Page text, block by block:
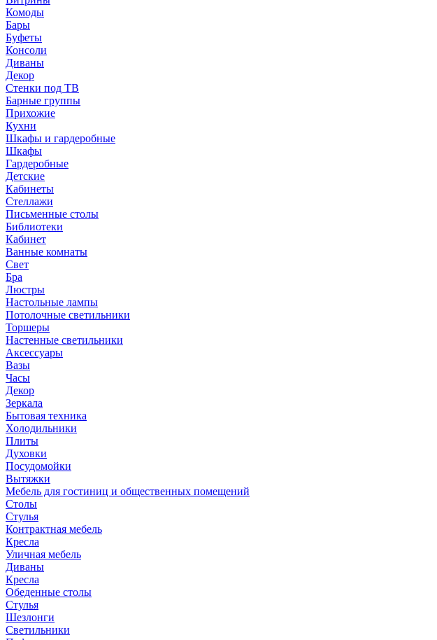
Комоды
Бары
Буфеты
Консоли
Диваны
Декор
Стенки под ТВ
Барные группы
Прихожие
Кухни
Шкафы и гардеробные
Шкафы
Гардеробные
Детские
Кабинеты
Стеллажи
Письменные столы
Библиотеки
Кабинет
Ванные комнаты
Свет
Бра
Люстры
Настольные лампы
Потолочные светильники
Торшеры
Настенные светильники
Аксессуары
Вазы
Часы
Декор
Зеркала
Бытовая техника
Холодильники
Плиты
Духовки
Посудомойки
Вытяжки
Мебель для гостиниц и общественных помещений
Столы
Стулья
Контрактная мебель
Кресла
Уличная мебель
Диваны
Кресла
Обеденные столы
Стулья
Шезлонги
Светильники